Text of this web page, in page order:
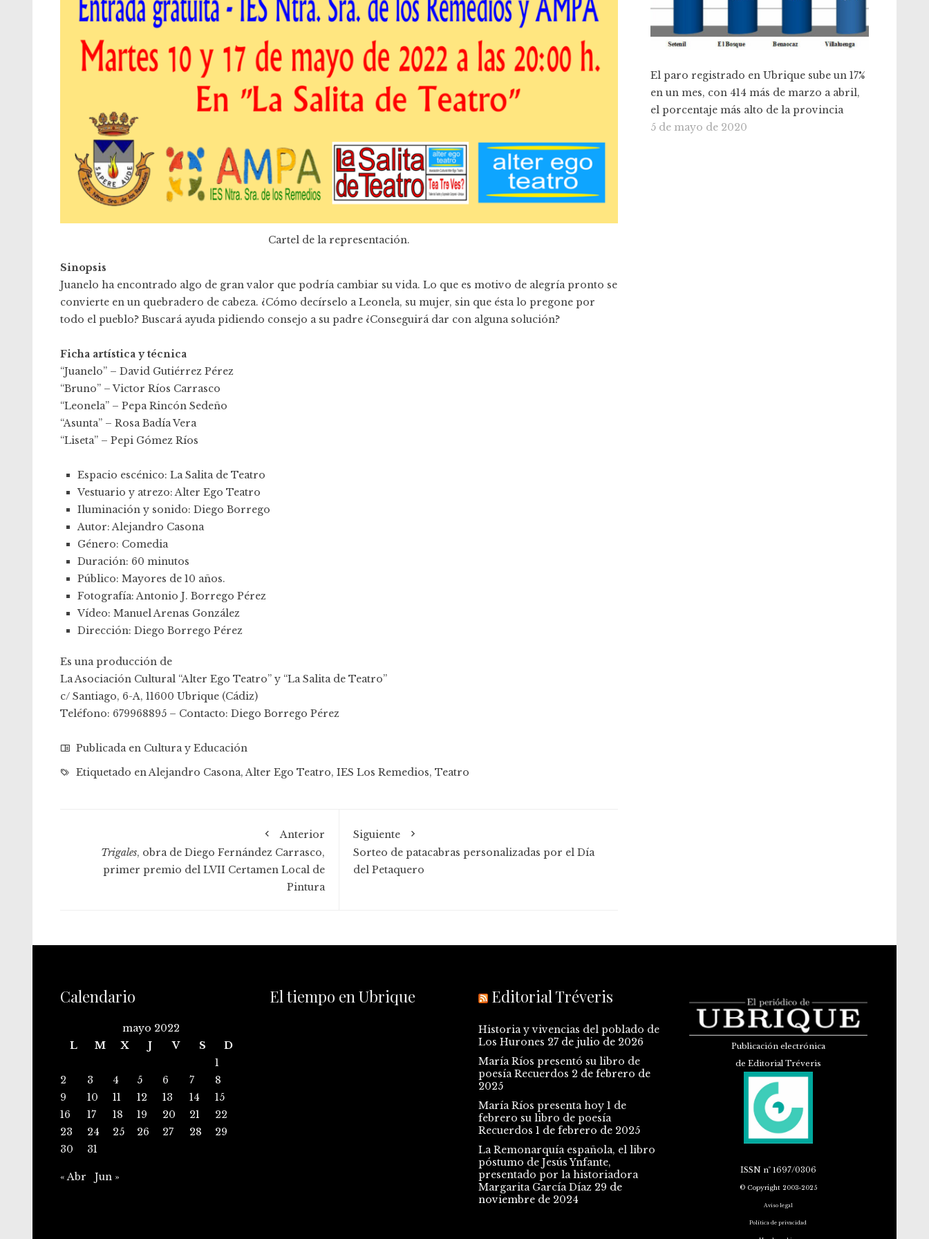
Cartel de la representación.
Sinopsis
Juanelo ha encontrado algo de gran valor que podría cambiar su vida. Lo que es motivo de alegría pronto se
convierte en un quebradero de cabeza. ¿Cómo decírselo a Leonela, su mujer, sin que ésta lo pregone por
todo el pueblo? Buscará ayuda pidiendo consejo a su padre ¿Conseguirá dar con alguna solución?
Ficha artística y técnica
“Juanelo” – David Gutiérrez Pérez
“Bruno” – Victor Ríos Carrasco
“Leonela” – Pepa Rincón Sedeño
“Asunta” – Rosa Badía Vera
“Liseta” – Pepi Gómez Ríos
Espacio escénico: La Salita de Teatro
Vestuario y atrezo: Alter Ego Teatro
Iluminación y sonido: Diego Borrego
Autor: Alejandro Casona
Género: Comedia
Duración: 60 minutos
Público: Mayores de 10 años.
Fotografía: Antonio J. Borrego Pérez
Vídeo: Manuel Arenas González
Dirección: Diego Borrego Pérez
Es una producción de
La Asociación Cultural “Alter Ego Teatro” y “La Salita de Teatro”
c/ Santiago, 6-A, 11600 Ubrique (Cádiz)
Teléfono: 679968895 – Contacto: Diego Borrego Pérez
Publicada en Cultura y Educación
Etiquetado enAlejandro Casona,Alter Ego Teatro, IES Los Remedios, Teatro
Anterior
Trigales, obra de Diego Fernández Carrasco,
primer premio del LVII Certamen Local de
Pintura
Siguiente
Sorteo de patacabras personalizadas por el Día
del Petaquero
El paro registrado en Ubrique sube un 17%
en un mes, con 414 más de marzo a abril,
el porcentaje más alto de la provincia
5 de mayo de 2020
Calendario
mayo 2022
L
M X J V S
D
1
2
3 4 5 6 7
8
9
10 11 12 13 14
15
16
17 18 19 20 21
22
23
24 25 26 27 28
29
30
31
« Abr Jun »
El tiempo en Ubrique Editorial Tréveris
Historia y vivencias del poblado de
Los Hurones 27 de julio de 2026
María Ríos presentó su libro de
poesía Recuerdos 2 de febrero de
2025
María Ríos presenta hoy 1 de
febrero su libro de poesía
Recuerdos 1 de febrero de 2025
La Remonarquía española, el libro
póstumo de Jesús Ynfante,
presentado por la historiadora
Margarita García Díaz 29 de
noviembre de 2024
Publicación electrónica
de Editorial Tréveris
ISSNnº 1697/0306
© Copyright 2003-2025
Aviso legal
Política de privacidad